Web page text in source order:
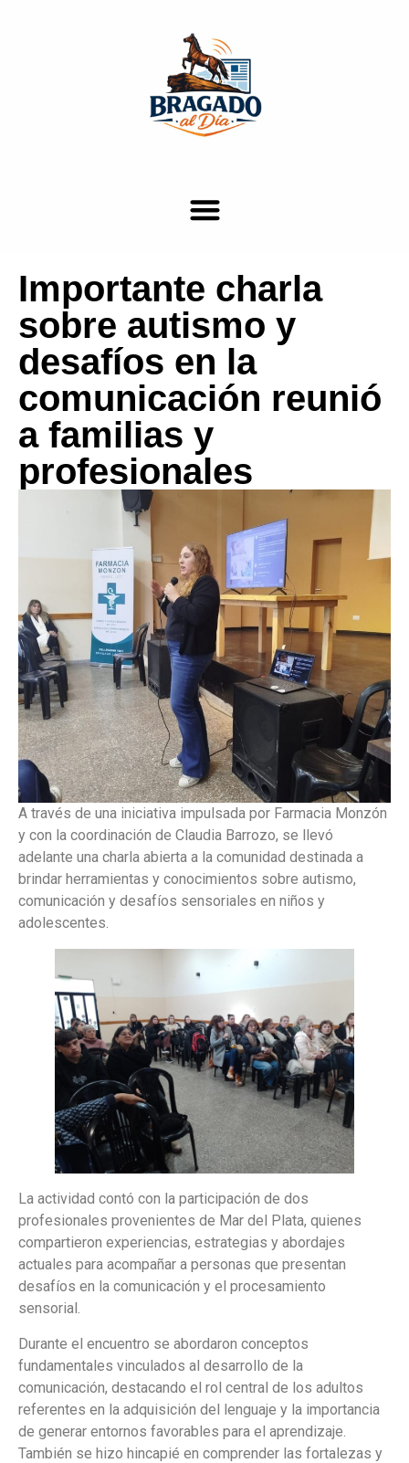
Importante charla
sobre autismo y
desafíos en la
comunicación reunió
a familias y
profesionales
A través de una iniciativa impulsada por Farmacia Monzón
y con la coordinación de Claudia Barrozo, se llevó
adelante una charla abierta a la comunidad destinada a
brindar herramientas y conocimientos sobre autismo,
comunicación y desafíos sensoriales en niños y
adolescentes.
La actividad contó con la participación de dos
profesionales provenientes de Mar del Plata, quienes
compartieron experiencias, estrategias y abordajes
actuales para acompañar a personas que presentan
desafíos en la comunicación y el procesamiento
sensorial.
Durante el encuentro se abordaron conceptos
fundamentales vinculados al desarrollo de la
comunicación, destacando el rol central de los adultos
referentes en la adquisición del lenguaje y la importancia
de generar entornos favorables para el aprendizaje.
También se hizo hincapié en comprender las fortalezas y